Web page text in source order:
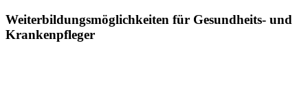
Weiterbildungsmöglichkeiten für Gesundheits- und
Krankenpfleger